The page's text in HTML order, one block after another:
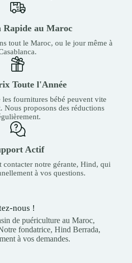
Rapide au Maroc
tout le Maroc, ou le jour même à
Toute l'Année
fournitures bébé peuvent vite
Nous proposons des réductions
Actif
contacter notre gérante, Hind, qui
à vos questions.
nous !
de puériculture au Maroc,
fondatrice, Hind Berrada,
à vos demandes.